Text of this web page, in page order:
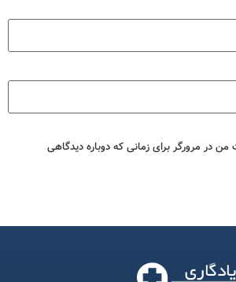
من در مرورگر برای زمانی که دوباره دیدگاهی